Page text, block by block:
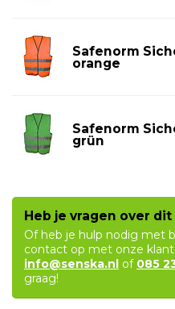
Safenorm
orange
Safenorm
grün
Heb je vragen over
Of heb je hulp nodig met
contact op met onze
info@senska.nl of 085
graag!